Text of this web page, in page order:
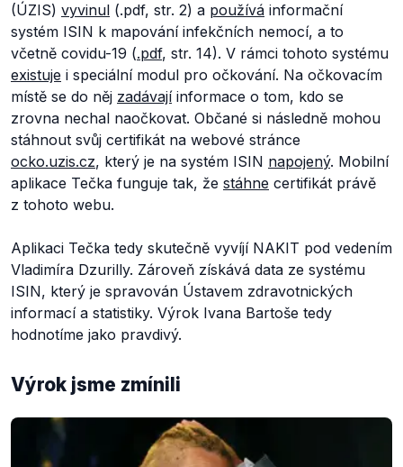
(ÚZIS) vyvinul (.pdf, str. 2) a používá informační
systém ISIN k mapování infekčních nemocí, a to
včetně covidu-19 (.pdf, str. 14). V rámci tohoto systému
existuje i speciální modul pro očkování. Na očkovacím
místě se do něj zadávajíinformace o tom, kdo se
zrovna nechal naočkovat. Občané si následně mohou
stáhnout svůj certifikát na webové stránce
ocko.uzis.cz, který je na systém ISIN napojený. Mobilní
aplikace Tečka funguje tak, že stáhne certifikát právě
z tohoto webu.
Aplikaci Tečka tedy skutečně vyvíjí NAKIT pod vedením
Vladimíra Dzurilly. Zároveň získává data ze systému
ISIN, který je spravován Ústavem zdravotnických
informací a statistiky. Výrok Ivana Bartoše tedy
hodnotíme jako pravdivý.
Výrok jsme zmínili